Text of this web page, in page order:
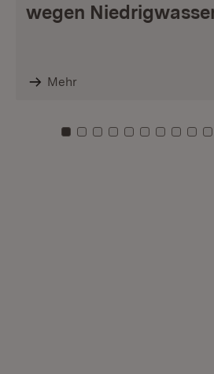
wegen
Mehr
Zu Kachel: 0
Zu Kachel: 1
Zu Kachel: 2
Zu Kachel: 3
Zu Kachel: 4
ZuZuZuZu